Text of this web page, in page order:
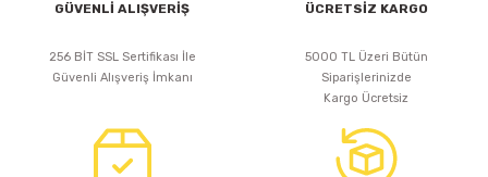
GÜVENLİ ALIŞVERİŞ
256 BİT SSL Sertifikası İle
Güvenli Alışveriş İmkanı
ÜCRETSİZ KARGO
5000 TL Üzeri Bütün
Siparişlerinizde
Kargo Ücretsiz